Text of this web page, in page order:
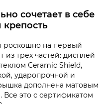
сочетает в себе
крепость
роскошно на первый
из трех частей: дисплей
Ceramic Shield,
ударопрочной и
дополнена матовым
это с сертификатом